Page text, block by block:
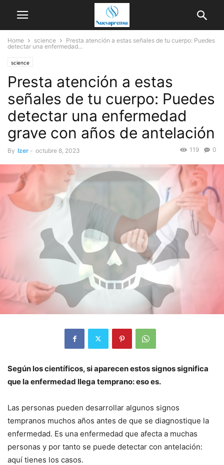
Home science
Presta atención a estas señales de tu cuerpo: Puedes
detectar una enfermedad...
science
Presta atención a estas
señales de tu cuerpo: Puedes
detectar una enfermedad
grave con años de antelación
By Izer - octubre 8, 2023 0
119
Según los científicos, si aparecen estos signos significa
que la enfermedad llega temprano: eso es.
Las personas pueden desarrollar algunos signos
tempranos muchos años antes de que se diagnostique la
enfermedad. Es una enfermedad que afecta a muchas
personas y por tanto se puede detectar con antelación:
aquí tienes los casos.